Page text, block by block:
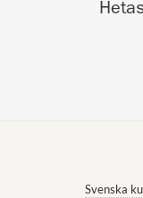
Svenska